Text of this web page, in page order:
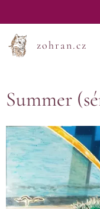
zohran.cz
Summer